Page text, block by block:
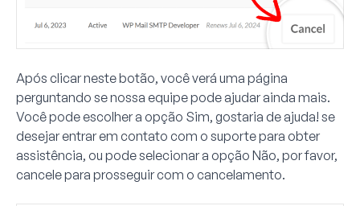
Após clicar neste botão, você verá uma página
perguntando se nossa equipe pode ajudar ainda mais.
Você pode escolher a opção Sim, gostaria de ajuda! se
desejar entrar em contato com o suporte para obter
assistência, ou pode selecionar a opção Não, por favor,
cancelepara prosseguir com o cancelamento.